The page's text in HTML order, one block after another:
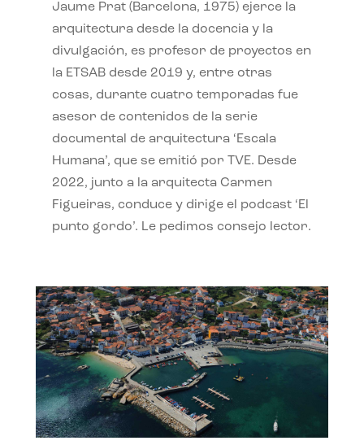
Jaume Prat (Barcelona, 1975) ejerce la
arquitectura desde la docencia y la
divulgación, es profesor de proyectos en
la ETSAB desde 2019 y, entre otras
cosas, durante cuatro temporadas fue
asesor de contenidos de la serie
documental de arquitectura ‘Escala
Humana’, que se emitió por TVE. Desde
2022, junto a la arquitecta Carmen
Figueiras, conduce y dirige el podcast ‘El
punto gordo’. Le pedimos consejo lector.